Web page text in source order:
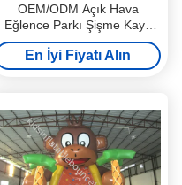
OEM/ODM Açık Hava
Eğlence Parkı Şişme Kaya
tırmanış duvarı 0.55mm Pvc
Tarpaulin
En İyi Fiyatı Alın